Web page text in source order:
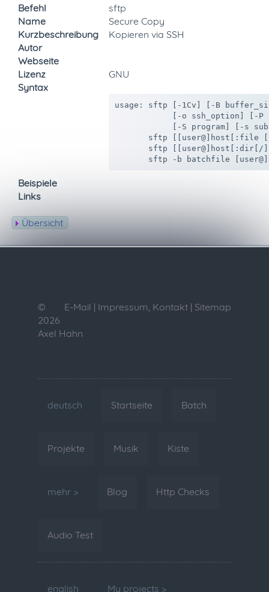
Befehl
sftp
Name
Secure Copy
Kurzbeschreibung
Kopieren via SSH
Autor
Webseite
Lizenz
GNU
Syntax
usage: sftp [-1Cv] [-B
[-o ssh_option] [-P
[-S program] [-s
sftp [[user@]host[:file
sftp [[user@]host[:dir[/
sftp -b batchfile
Beispiele
Links
Übersicht
E-Mail | Impressum, Kontakt | Sitemap
©
2026
Axel Hahn
deutsch Startseite Batch
Projekte Musik Kiste
mehr > Blog Http Checks
Audio Test
english My projects >